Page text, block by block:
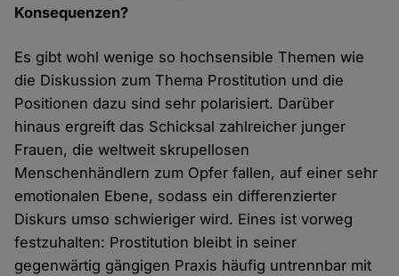
Konsequenzen?
Es gibt wohl wenige so hochsensible Themen wie
die Diskussion zum Thema Prostitution und die
Positionen dazu sind sehr polarisiert. Darüber
hinaus ergreift das Schicksal zahlreicher junger
Frauen, die weltweit skrupellosen
Menschenhändlern zum Opfer fallen, auf einer sehr
emotionalen Ebene, sodass ein differenzierter
Diskurs umso schwieriger wird. Eines ist vorweg
festzuhalten: Prostitution bleibt in seiner
gegenwärtig gängigen Praxis häufig untrennbar mit